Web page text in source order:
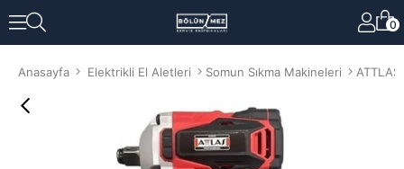
0
Anasayfa Elektrikli El Aletleri Somun Sıkma Makineleri